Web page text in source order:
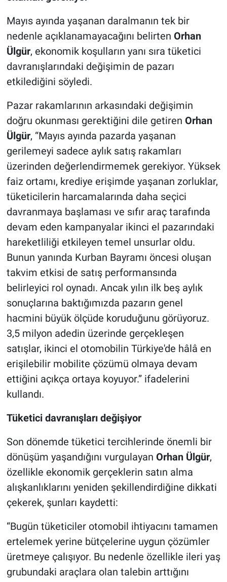
Mayıs ayında yaşanan daralmanın tek bir
nedenle açıklanamayacağını belirten Orhan
Ülgür, ekonomik koşulların yanı sıra tüketici
davranışlarındaki değişimin de pazarı
etkilediğini söyledi.
Pazar rakamlarının arkasındaki değişimin
doğru okunması gerektiğini dile getiren Orhan
Ülgür, “Mayıs ayında pazarda yaşanan
gerilemeyi sadece aylık satış rakamları
üzerinden değerlendirmemek gerekiyor. Yüksek
faiz ortamı, krediye erişimde yaşanan zorluklar,
tüketicilerin harcamalarında daha seçici
davranmaya başlaması ve sıfır araç tarafında
devam eden kampanyalar ikinci el pazarındaki
hareketliliği etkileyen temel unsurlar oldu.
Bunun yanında Kurban Bayramı öncesi oluşan
takvim etkisi de satış performansında
belirleyici rol oynadı. Ancak yılın ilk beş aylık
sonuçlarına baktığımızda pazarın genel
hacmini büyük ölçüde koruduğunu görüyoruz.
3,5 milyon adedin üzerinde gerçekleşen
satışlar, ikinci el otomobilin Türkiye'de hâlâ en
erişilebilir mobilite çözümü olmaya devam
ettiğini açıkça ortaya koyuyor.” ifadelerini
kullandı.
Tüketici davranışları değişiyor
Son dönemde tüketici tercihlerinde önemli bir
dönüşüm yaşandığını vurgulayan Orhan Ülgür,
özellikle ekonomik gerçeklerin satın alma
alışkanlıklarını yeniden şekillendirdiğine dikkati
çekerek, şunları kaydetti:
“Bugün tüketiciler otomobil ihtiyacını tamamen
ertelemek yerine bütçelerine uygun çözümler
üretmeye çalışıyor. Bu nedenle özellikle ileri yaş
grubundaki araçlara olan talebin arttığını